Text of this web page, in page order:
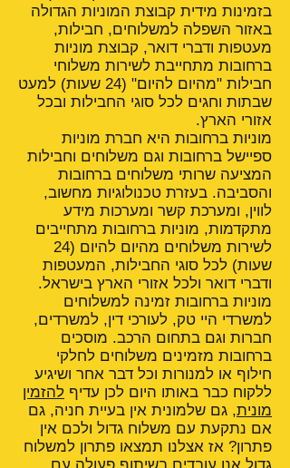
בזמינות מידית קבוצת המוניות הגדולה
באזור השפלה למשלוחים, חבילות,
מעטפות ודברי דואר, קבוצת מוניות
ברחובות מתחייבת לשירות משלוחי
חבילות "מהיום להיום" (24 שעות) למעט
שבתות וחגים לכל סוגי החבילות ובכל
אזורי הארץ.
מוניות ברחובות היא חברת מוניות
ספיישל ברחובות וגם משלוחים וחבילות
המציעה שרותי משלוחים ברחובות
והסביבה. בעזרת טכנולוגיות מחשוב,
לווין, ומערכת קשר ומערכות מידע
מתקדמות, מוניות ברחובות מתחייבים
לשירות משלוחים מהיום להיום (24
שעות) לכל סוגי החבילות, המעטפות
ודברי דואר ולכל אזורי הארץ בישראל.
מוניות ברחובות זמינה למשלוחים
למשרדי היי טק, לעורכי דין, למשרדים,
חברות וגם בתחום הרכב. מוסכים
ברחובות מזמינים משלוחים לחלקי
חילוף או למנורות וכל דבר אחר ושיגיע
ללקוח כבר באותו היום לכן עדיף להזמין
מונית, גם שלמונית אין בעיית חניה, גם
אם נתקעת עם משלוח גדול ולכם אין
פתרון? אז אצלנו תמצאו פתרון למשלוח